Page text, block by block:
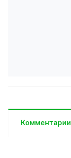
Комментарии